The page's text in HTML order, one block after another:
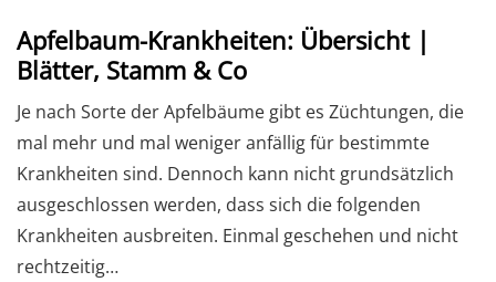
Apfelbaum-Krankheiten: Übersicht |
Blätter, Stamm & Co
Je nach Sorte der Apfelbäume gibt es Züchtungen, die
mal mehr und mal weniger anfällig für bestimmte
Krankheiten sind. Dennoch kann nicht grundsätzlich
ausgeschlossen werden, dass sich die folgenden
Krankheiten ausbreiten. Einmal geschehen und nicht
rechtzeitig…